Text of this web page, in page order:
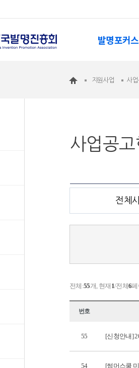
발명포커스
지원사업 사
사업공
전체
전체:55개, 현재 1/전체6페
번호
55 [신청안내]
54 [썸머스쿨